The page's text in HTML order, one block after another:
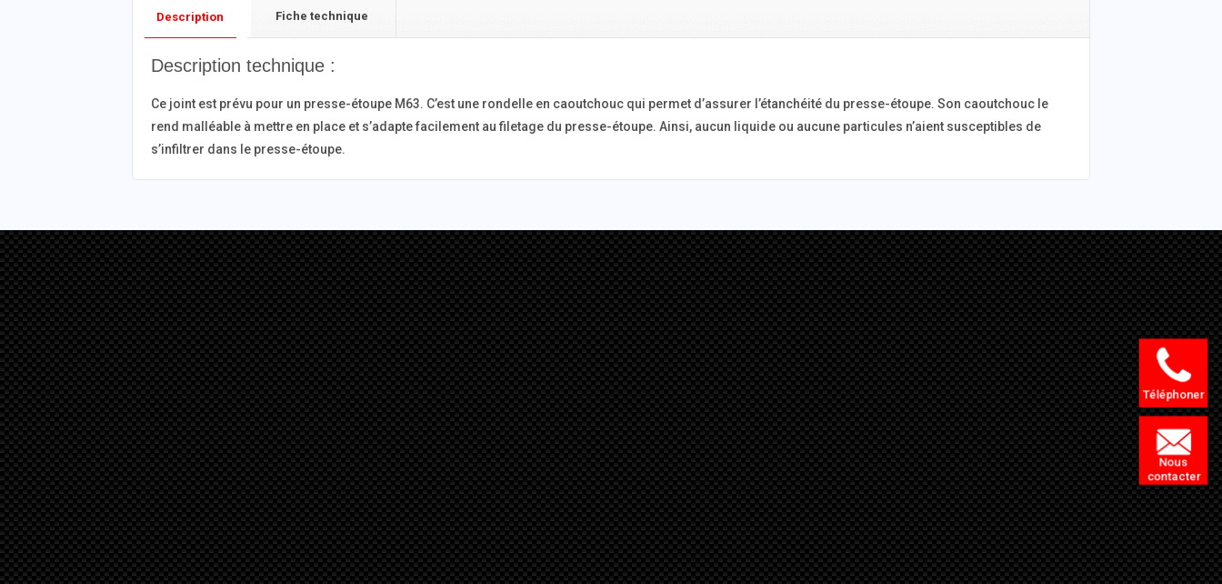
Description Fiche technique
Description technique :
Ce joint est prévu pour un presse-étoupe M63. C’est une rondelle en caoutchouc qui permet d’assurer l’étanchéité du presse-étoupe. Son caoutchouc le
rend malléable à mettre en place et s’adapte facilement au filetage du presse-étoupe. Ainsi, aucun liquide ou aucune particules n’aient susceptibles de
s’infiltrer dans le presse-étoupe.
Téléphoner
Nous
contacter